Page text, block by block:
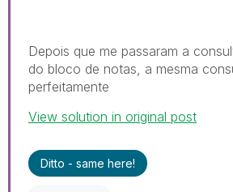
Depois que me passaram a
do bloco de notas, a mesma
perfeitamente
View solution in original post
Ditto - same here!